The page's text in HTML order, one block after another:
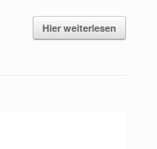
Hier weiterlesen